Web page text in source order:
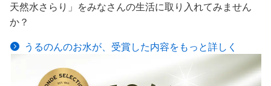
天然水さらり」をみなさんの生活に取り入れてみません
か？
うるのんのお水が、受賞した内容をもっと詳しく